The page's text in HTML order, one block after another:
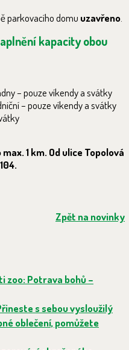
parkovacího domu uzavřeno.
kapacity obou
– pouze víkendy a svátky
– pouze víkendy a svátky
1 km. Od ulice Topolová
Zpět na novinky
zoo: Potrava bohů –
s sebou vysloužilý
oblečení, pomůžete